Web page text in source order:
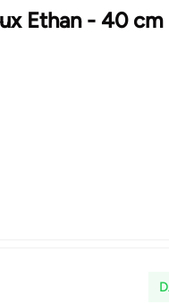
Ethan - 40 cm